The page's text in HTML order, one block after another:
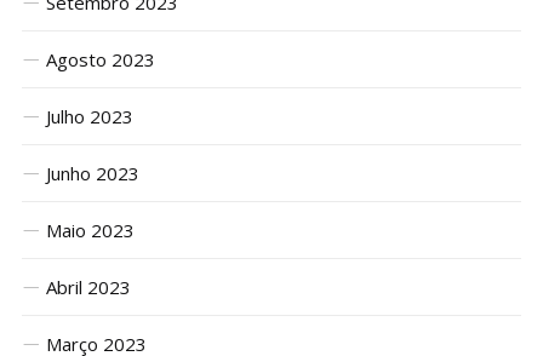
Agosto 2023
Julho 2023
Junho 2023
Maio 2023
Abril 2023
Março 2023